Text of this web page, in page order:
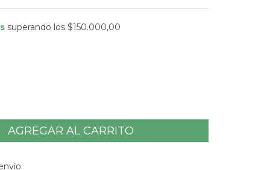
superando los$150.000,00
CP: